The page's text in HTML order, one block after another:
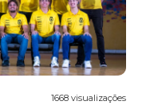
1668 visualizações